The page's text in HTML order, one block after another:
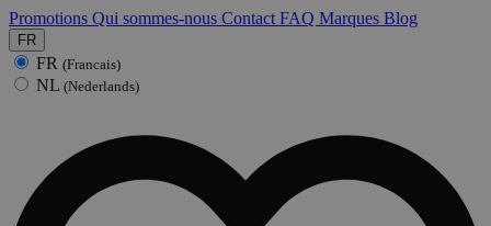
Promotions Qui sommes-nous Contact FAQ Marques Blog
FR
FR (Francais)
NL (Nederlands)